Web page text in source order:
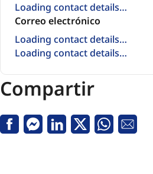
Loading contact details…
Correo electrónico
Loading contact details…
Loading contact details…
Compartir
FacebookMessenger
LinkedinTwitterWhatsapp
Correo